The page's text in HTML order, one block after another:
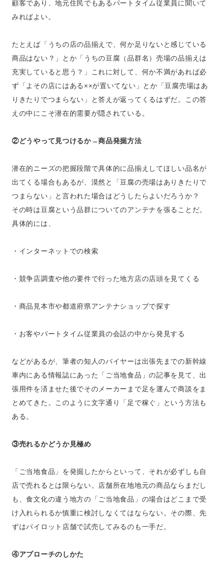
顧客であり、地元住民でもあるパートタイム従業員に聞いて
みればよい。
たとえば「うちの店の品揃えで、何か足りないと感じている
商品はない？」とか「うちの豆腐（品群名）売場の品揃えは
充実していると思う？」これに対して、何か不満があれば必
ず「よその店にはある××が置いてない」とか「豆腐売場はあ
りきたりでつまらない」と答えが返ってくるはずだ。この答
えの中にこそ潜在的需要が隠されている。
②どうやって見つけるか→商品発掘方法
潜在的ニーズの把握段階で具体的に品揃えしてほしい品名が
出てくる場合もあるが、漠然と「豆腐の売場はありきたりで
つまらない」と言われた場合はどうしたらよいだろうか？
その時は豆腐という品群についてのアンテナを張ることだ。
具体的には、
・インターネットでの検索
・競争店調査や他の要件で行った地方店の店頭を見てくる
・商品見本市や都道府県アンテナショップで探す
・お客やパートタイム従業員の会話の中から発見する
などがあるが、筆者の知人のバイヤーは出張先までの新幹線
車内にある情報誌にあった「ご当地食品」の記事を見て、出
張用件を済ませた後でそのメーカーまで足を運んで商談をま
とめてきた。このように文字通り「足で稼ぐ」という方法も
ある。
③売れるかどうか見極め
「ご当地食品」を発掘したからといって、それが必ずしも自
店で売れるとは限らない。店舗所在地地元の商品ならまだし
も、食文化の違う地方の「ご当地食品」の場合はどこまで受
け入れられるか慎重に検討しなくてはならない。その際、先
ずはパイロット店舗で試売してみるのも一手だ。
④アプローチのしかた